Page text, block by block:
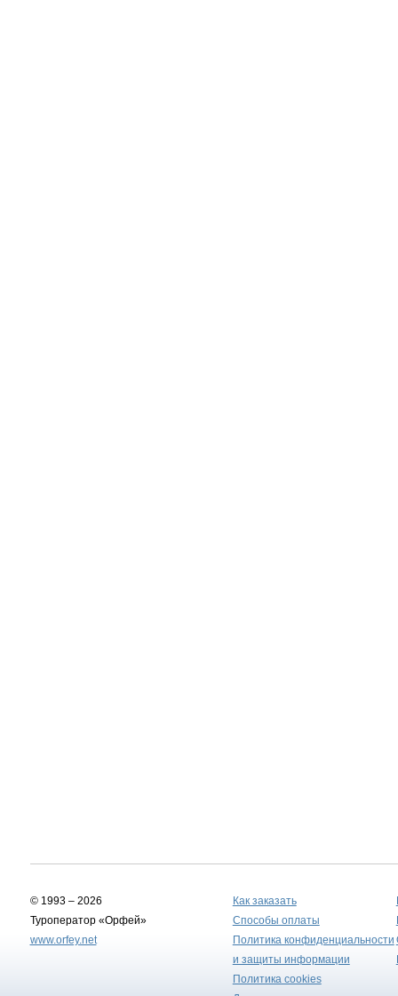
© 1993 – 2026
Туроператор «Орфей»
www.orfey.net
Как заказать
Способы оплаты
Политика конфиденциальности
и защиты информации
Политика cookies